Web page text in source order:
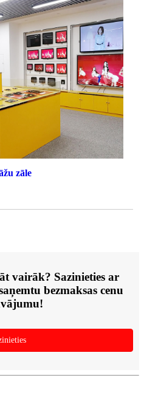
zāle
vairāk? Sazinieties ar
bezmaksas cenu